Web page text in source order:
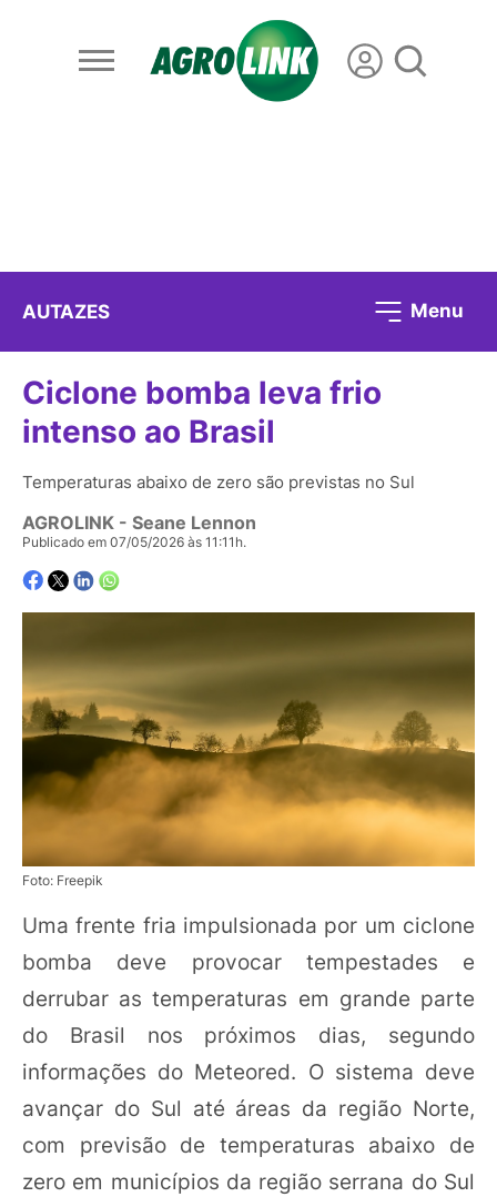
AUTAZES Menu
Ciclone bomba leva frio
intenso ao Brasil
Temperaturas abaixo de zero são previstas no Sul
AGROLINK - Seane Lennon
Publicado em 07/05/2026 às 11:11h.
Foto: Freepik
Uma frente fria impulsionada por um ciclone
bomba deve provocar tempestades e
derrubar as temperaturas em grande parte
do Brasil nos próximos dias, segundo
informações do Meteored. O sistema deve
avançar do Sul até áreas da região Norte,
com previsão de temperaturas abaixo de
zero em municípios da região serrana do Sul